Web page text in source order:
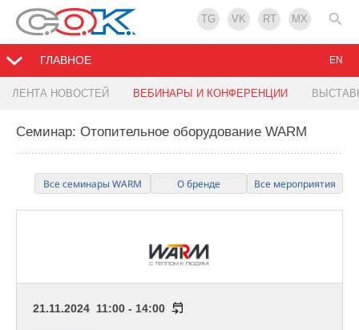
TG VK RT MX
ГЛАВНОЕ
ЛЕНТА НОВОСТЕЙ ВЕБИНАРЫ И КОНФЕРЕНЦИИ
EN
Семинар: Отопительное оборудование WARM
Все семинары WARM О бренде Все мероприятия
21.11.2024 11:00 - 14:00